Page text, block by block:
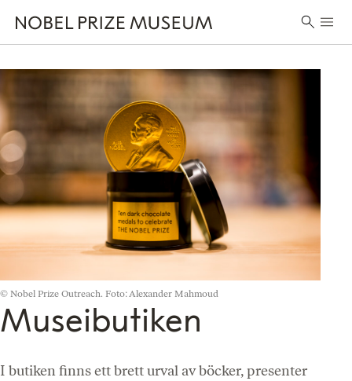
Skip
to
header
Skip
to
main
Skip
to
footer
Sök
© Nobel Prize Outreach. Foto: Alexander Mahmoud
Museibutiken
I butiken finns ett brett urval av böcker, presenter